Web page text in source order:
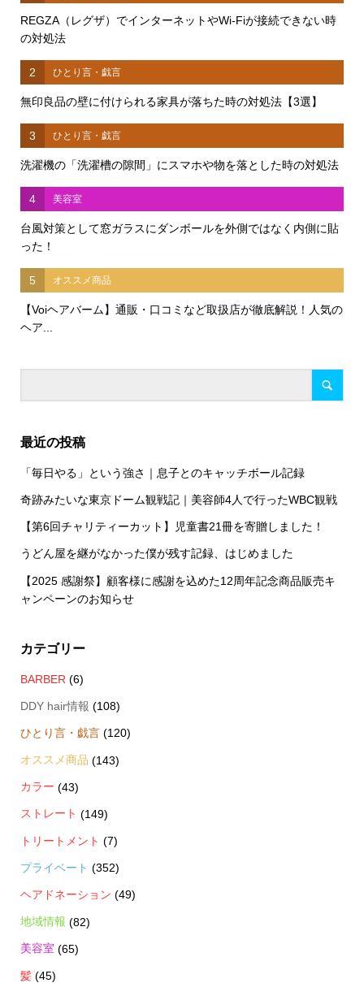
REGZA（レグザ）でインターネットやWi-Fiが接続できない時
の対処法
2 ひとり言・戯言
無印良品の壁に付けられる家具が落ちた時の対処法【3選】
3 ひとり言・戯言
洗濯機の「洗濯槽の隙間」にスマホや物を落とした時の対処法
4 美容室
台風対策として窓ガラスにダンボールを外側ではなく内側に貼
った！
5 オススメ商品
【Voiヘアバーム】通販・口コミなど取扱店が徹底解説！人気の
ヘア...
最近の投稿
「毎日やる」という強さ｜息子とのキャッチボール記録
奇跡みたいな東京ドーム観戦記｜美容師4人で行ったWBC観戦
【第6回チャリティーカット】児童書21冊を寄贈しました！
うどん屋を継がなかった僕が残す記録、はじめました
【2025 感謝祭】顧客様に感謝を込めた12周年記念商品販売キ
ャンペーンのお知らせ
カテゴリー
BARBER (6)
DDY hair情報 (108)
ひとり言・戯言(120)
オススメ商品 (143)
カラー (43)
ストレート (149)
トリートメント (7)
プライベート (352)
ヘアドネーション (49)
地域情報 (82)
美容室 (65)
髪(45)